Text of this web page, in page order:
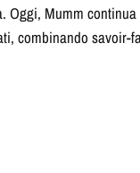
Mumm
combinando savoir-